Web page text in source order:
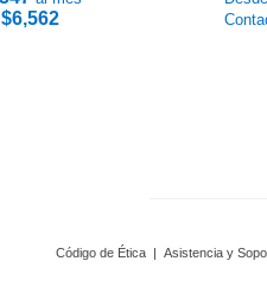
$6,562
Código de Ética | Asistencia y